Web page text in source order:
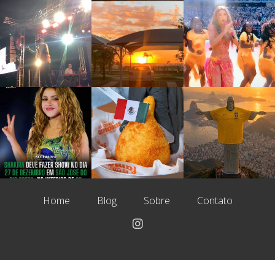
Home Blog Sobre Contato